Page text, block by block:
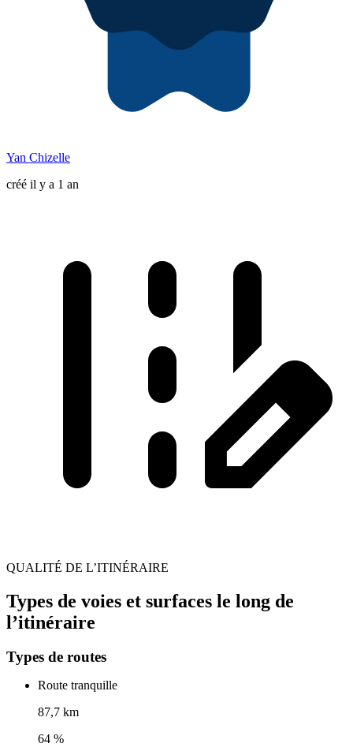
Yan Chizelle
créé il y a 1 an
QUALITÉ DE L’ITINÉRAIRE
Types de voies et surfaces le long de
l’itinéraire
Types de routes
Route tranquille
87,7 km
64 %